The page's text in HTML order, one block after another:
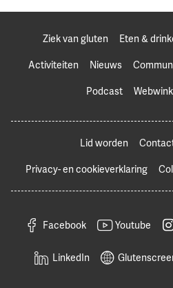
Ziek van gluten Eten &
Activiteiten
Nieuws
Podcast
Lid worden
Privacy- en cookieverklaring
Facebook Youtube
LinkedIn